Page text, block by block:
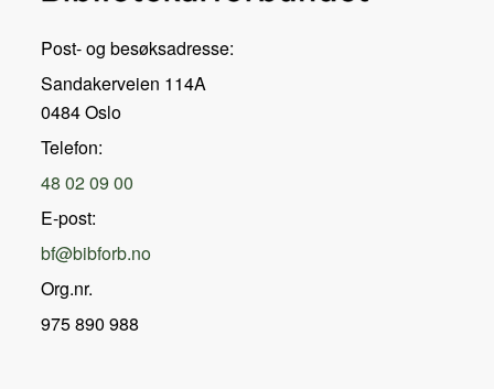
Post- og besøksadresse:
Sandakerveien 114A
0484 Oslo
Telefon:
48 02 09 00
E-post:
bf@bibforb.no
Org.nr.
975 890 988